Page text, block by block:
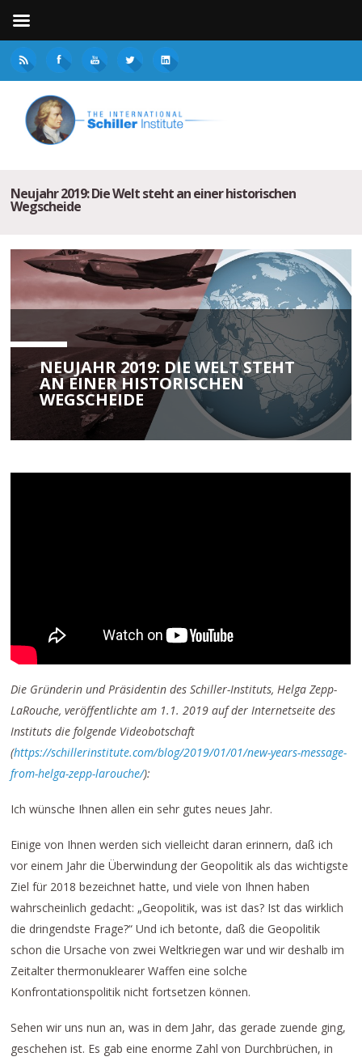
Neujahr 2019: Die Welt steht an einer historischen
Wegscheide
NEUJAHR 2019: DIE WELT STEHT
AN EINER HISTORISCHEN
WEGSCHEIDE
Die Gründerin und Präsidentin des Schiller-Instituts, Helga Zepp-
LaRouche, veröffentlichte am 1.1. 2019 auf der Internetseite des
Instituts die folgende Videobotschaft
(https://schillerinstitute.com/blog/2019/01/01/new-years-message-
from-helga-zepp-larouche/):
Ich wünsche Ihnen allen ein sehr gutes neues Jahr.
Einige von Ihnen werden sich vielleicht daran erinnern, daß ich
vor einem Jahr die Überwindung der Geopolitik als das wichtigste
Ziel für 2018 bezeichnet hatte, und viele von Ihnen haben
wahrscheinlich gedacht: „Geopolitik, was ist das? Ist das wirklich
die dringendste Frage?“ Und ich betonte, daß die Geopolitik
schon die Ursache von zwei Weltkriegen war und wir deshalb im
Zeitalter thermonuklearer Waffen eine solche
Konfrontationspolitik nicht fortsetzen können.
Sehen wir uns nun an, was in dem Jahr, das gerade zuende ging,
geschehen ist. Es gab eine enorme Zahl von Durchbrüchen, in